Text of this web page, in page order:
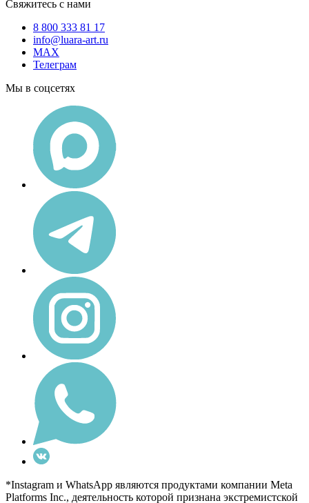
Свяжитесь с нами
8 800 333 81 17
info@luara-art.ru
MAX
Телеграм
Мы в соцсетях
*Instagram и WhatsApp являются продуктами компании Meta
Platforms Inc., деятельность которой признана экстремистской